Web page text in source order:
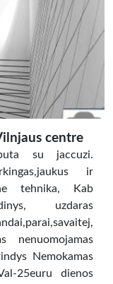
centre
su jaccuzi.
ir
tehnika, Kab
uzdaras
nenuomojamas
Nemokamas
25euru dienos